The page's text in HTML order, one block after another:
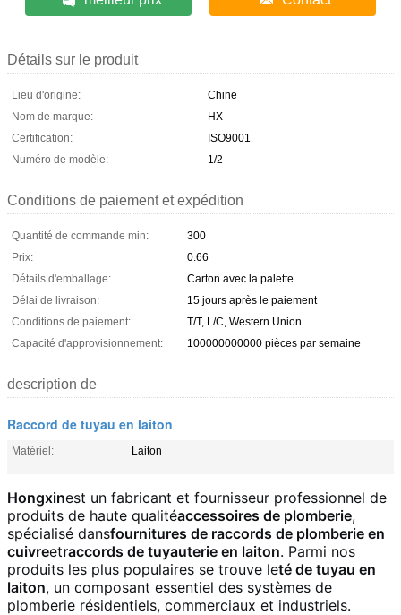
Détails sur le produit
Lieu d'origine:
Chine
Nom de marque:
HX
Certification:
ISO9001
Numéro de modèle:
1/2
Conditions de paiement et expédition
Quantité de commande min:
300
Prix:
0.66
Détails d'emballage:
Carton avec la palette
Délai de livraison:
15 jours après le paiement
Conditions de paiement:
T/T, L/C, Western Union
Capacité d'approvisionnement:
100000000000 pièces par semaine
description de
Raccord de tuyau en laiton
Matériel: Laiton
Hongxinest un fabricant et fournisseur professionnel de
produits de haute qualitéaccessoires de plomberie,
spécialisé dansfournitures de raccords de plomberie en
cuivreetraccords de tuyauterie en laiton. Parmi nos
produits les plus populaires se trouve leté de tuyau en
laiton, un composant essentiel des systèmes de
plomberie résidentiels, commerciaux et industriels.